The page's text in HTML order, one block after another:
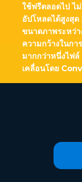
ใช้ฟรีตลอดไป ไ
อัปโหลดได้สูงสุ
ขนาดภาพระหว่า
ความกว้างในก
มากกว่าหนึ่งไฟล์
เคลื่อนโดย